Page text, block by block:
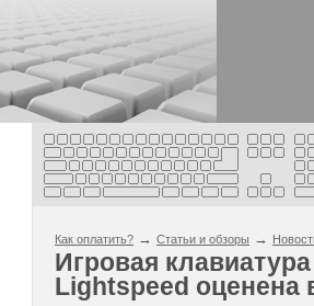
Как оплатить? → Статьи и обзоры →
Игровая
Lightspeed оценена